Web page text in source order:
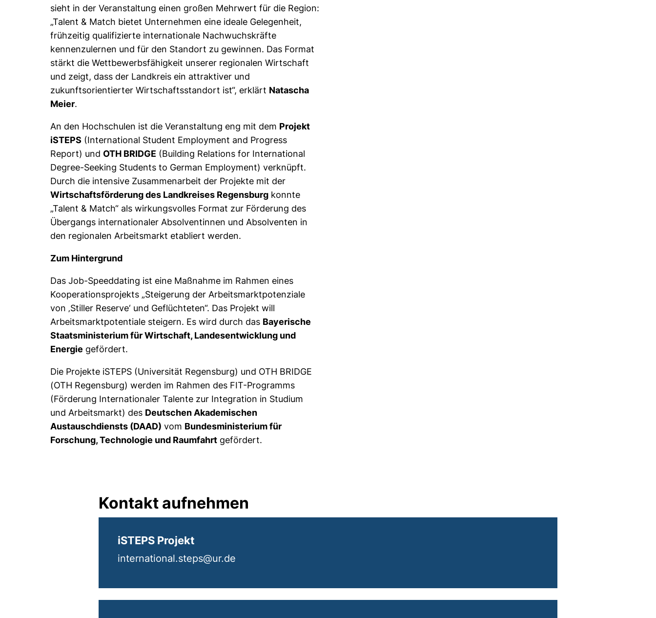
sieht in der Veranstaltung einen großen Mehrwert für die Region:
„Talent & Match bietet Unternehmen eine ideale Gelegenheit,
frühzeitig qualifizierte internationale Nachwuchskräfte
kennenzulernen und für den Standort zu gewinnen. Das Format
stärkt die Wettbewerbsfähigkeit unserer regionalen Wirtschaft
und zeigt, dass der Landkreis ein attraktiver und
zukunftsorientierter Wirtschaftsstandort ist“, erklärt Natascha
Meier.
An den Hochschulen ist die Veranstaltung eng mit dem Projekt
iSTEPS (International Student Employment and Progress
Report) und OTH BRIDGE (Building Relations for International
Degree-Seeking Students to German Employment) verknüpft.
Durch die intensive Zusammenarbeit der Projekte mit der
Wirtschaftsförderung des Landkreises Regensburg konnte
„Talent & Match“ als wirkungsvolles Format zur Förderung des
Übergangs internationaler Absolventinnen und Absolventen in
den regionalen Arbeitsmarkt etabliert werden.
Zum Hintergrund
Das Job-Speeddating ist eine Maßnahme im Rahmen eines
Kooperationsprojekts „Steigerung der Arbeitsmarktpotenziale
von ‚Stiller Reserve‘ und Geflüchteten“. Das Projekt will
Arbeitsmarktpotentiale steigern. Es wird durch das Bayerische
Staatsministerium für Wirtschaft, Landesentwicklung und
Energie gefördert.
Die Projekte iSTEPS (Universität Regensburg) und OTH BRIDGE
(OTH Regensburg) werden im Rahmen des FIT-Programms
(Förderung Internationaler Talente zur Integration in Studium
und Arbeitsmarkt) des Deutschen Akademischen
Austauschdiensts (DAAD) vom Bundesministerium für
Forschung, Technologie und Raumfahrt gefördert.
Kontakt aufnehmen
iSTEPS Projekt
international.steps@ur.de